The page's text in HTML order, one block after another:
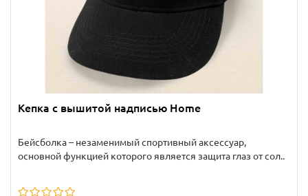
Кепка с вышитой надписью Home
Бейсболка – незаменимый спортивный аксессуар,
основной функцией которого является защита глаз от сол..